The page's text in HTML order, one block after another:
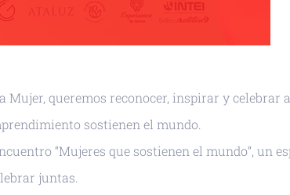
Mujer, queremos reconocer, inspirar y celebrar
sostienen el mundo.
“Mujeres que sostienen el mundo”, un
juntas.